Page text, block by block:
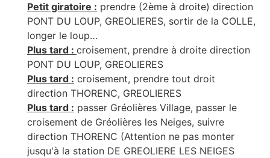
Petit giratoire : prendre (2ème à droite) direction
PONT DU LOUP, GREOLIERES, sortir de la COLLE,
longer le loup…
Plus tard : croisement, prendre à droite direction
PONT DU LOUP, GREOLIERES
Plus tard : croisement, prendre tout droit
direction THORENC, GREOLIERES
Plus tard : passer Gréolières Village, passer le
croisement de Gréolières les Neiges, suivre
direction THORENC (Attention ne pas monter
jusqu'à la station DE GREOLIERE LES NEIGES